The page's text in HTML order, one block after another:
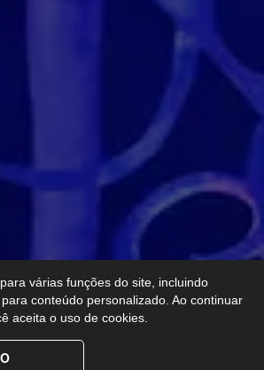
várias funções do site, incluindo
conteúdo personalizado. Ao continuar
aceita o uso de cookies.